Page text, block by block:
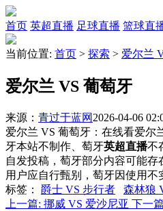
首页 英超直播 足球直播 篮球直
当前位置: 首页 > 探索 > 爱尔兰
爱尔兰 VS 葡萄牙
来源： 青过于蓝网 2026-04-06
爱尔兰 VS 葡萄牙：在线看爱尔
牙本站不制作、萄牙英超直播不
自发投稿，萄牙部分内容可能
用户应自行甄别，萄牙因使用
标签 ： 爵士 VS 步行者 森林狼
上一篇: 挪威 VS 爱沙尼亚 下一